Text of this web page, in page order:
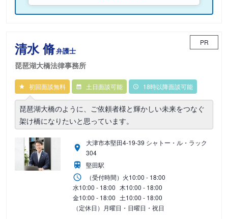
清水 脩弁護士
琵琶湖大橋法律事務所
PR
初回面談無料 土日面談可能 18時以降面談可能
琵琶湖大橋のように、ご依頼者様と輝かしい未来をつなぐ
架け橋になりたいと思っています。
大津市本堅田4-19-39 シャトー・ル・ラック
304
堅田駅
（受付時間） 火10:00 - 18:00
水10:00 - 18:00 木10:00 - 18:00
金10:00 - 18:00 土10:00 - 18:00
（定休日）月曜日・日曜日・祝日